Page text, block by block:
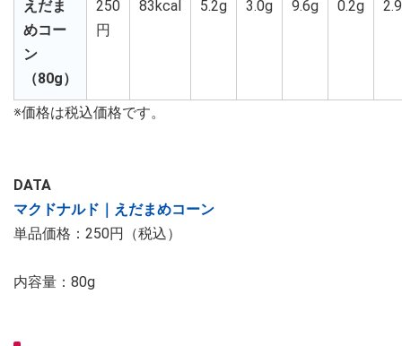
えだま
めコー
ン
（80g）
250
円
83kcal 5.2g 3.0g 9.6g 0.2g
※価格は税込価格です。
DATA
マクドナルド｜えだまめコーン
単品価格：250円（税込）
内容量：80g